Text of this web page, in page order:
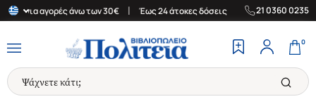
για αγορές άνω των 30€ Έως 24 άτοκες δόσεις | Δωρεάν
21 0360 0235
0